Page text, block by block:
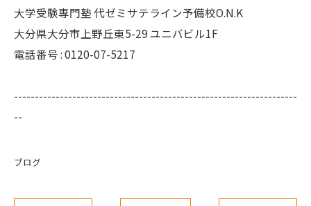
大学受験専門塾 代ゼミサテライン予備校O.N.K
大分県大分市上野丘東5-29 ユニバビル1F
電話番号 : 0120-07-5217
--------------------------------------------------------------------
--
ブログ